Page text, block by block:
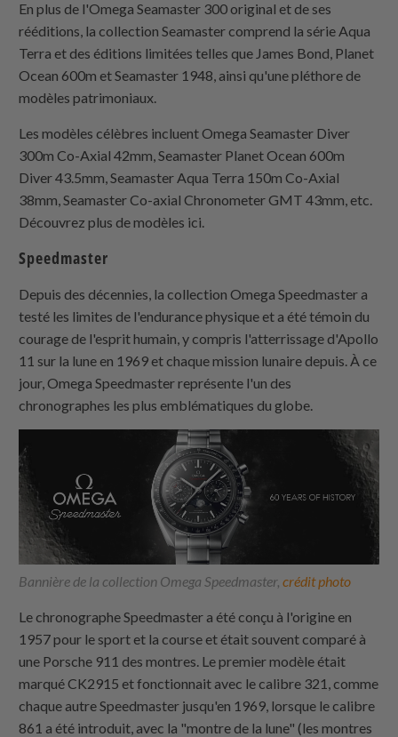
En plus de l'Omega Seamaster 300 original et de ses
rééditions, la collection Seamaster comprend la série Aqua
Terra et des éditions limitées telles que James Bond, Planet
Ocean 600m et Seamaster 1948, ainsi qu'une pléthore de
modèles patrimoniaux.
Les modèles célèbres incluent Omega Seamaster Diver
300m Co-Axial 42mm, Seamaster Planet Ocean 600m
Diver 43.5mm, Seamaster Aqua Terra 150m Co-Axial
38mm, Seamaster Co-axial Chronometer GMT 43mm, etc.
Découvrez plus de modèles ici.
Speedmaster
Depuis des décennies, la collection Omega Speedmaster a
testé les limites de l'endurance physique et a été témoin du
courage de l'esprit humain, y compris l'atterrissage d'Apollo
11 sur la lune en 1969 et chaque mission lunaire depuis. À ce
jour, Omega Speedmaster représente l'un des
chronographes les plus emblématiques du globe.
Bannière de la collection Omega Speedmaster,crédit photo
Le chronographe Speedmaster a été conçu à l'origine en
1957 pour le sport et la course et était souvent comparé à
une Porsche 911 des montres. Le premier modèle était
marqué CK2915 et fonctionnait avec le calibre 321, comme
chaque autre Speedmaster jusqu'en 1969, lorsque le calibre
861 a été introduit, avec la "montre de la lune" (les montres